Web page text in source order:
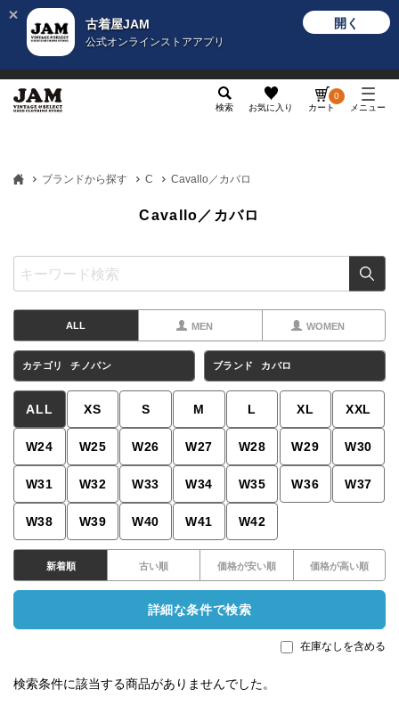
古着屋JAM
公式オンラインストアアプリ
開く
検索 お気に入り カート
0
メニュー
ブランドから探す C Cavallo／カバロ
Cavallo／カバロ
ALL MEN WOMEN
カテゴリ チノパン ブランド カバロ
ALL XS S M L XL XXL
W24 W25 W26 W27 W28 W29 W30
W31 W32 W33 W34 W35 W36 W37
W38 W39 W40 W41 W42
新着順 古い順 価格が安い順 価格が高い順
詳細な条件で検索
在庫なしを含める
検索条件に該当する商品がありませんでした。